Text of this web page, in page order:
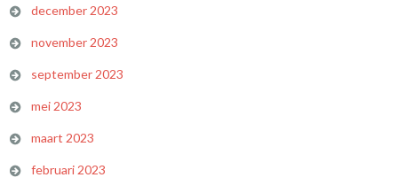
december 2023
november 2023
september 2023
mei 2023
maart 2023
februari 2023